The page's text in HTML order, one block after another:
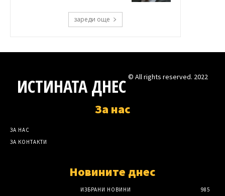
зареди още
ИСТИНАТА ДНЕС © All rights reserved. 2022
За нас
ЗА НАС
ЗА КОНТАКТИ
Новините днес
ИЗБРАНИ НОВИНИ 985